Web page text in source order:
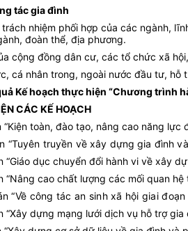
tác gia đình
nhiệm phối hợp của các ngành,
đoàn thể, địa phương.
cộng đồng dân cư, các tổ chức xã
cá nhân trong, ngoài nước đầu tư,
Kế hoạch thực hiện “Chương trình
CÁC KẾ HOẠCH
“Kiện toàn, đào tạo, nâng cao năng
“Tuyên truyền về xây dựng gia đình
“Giáo dục chuyển đổi hành vi về xây
“Nâng cao chất lượng các mối quan
“Về công tác an sinh xã hội giai
“Xây dựng mạng lưới dịch vụ hỗ trợ